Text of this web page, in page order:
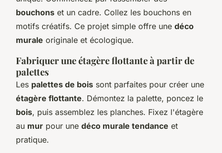
bouchons et un cadre. Collez les bouchons en
motifs créatifs. Ce projet simple offre une déco
murale originale et écologique.
Fabriquer une étagère flottante à partir de
palettes
Les palettes de bois sont parfaites pour créer une
étagère flottante. Démontez la palette, poncez le
bois, puis assemblez les planches. Fixez l'étagère
au mur pour une déco murale tendance et
pratique.